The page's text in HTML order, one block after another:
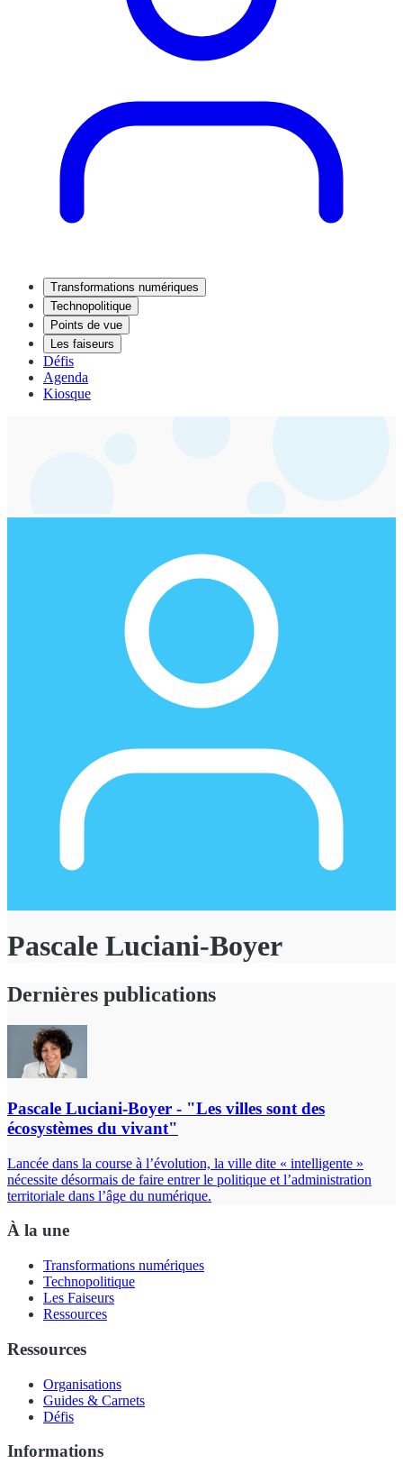
Transformations numériques
Technopolitique
Points de vue
Les faiseurs
Défis
Agenda
Kiosque
Pascale Luciani-Boyer
Dernières publications
Pascale Luciani-Boyer - "Les villes sont des
écosystèmes du vivant"
Lancée dans la course à l’évolution, la ville dite « intelligente »
nécessite désormais de faire entrer le politique et l’administration
territoriale dans l’âge du numérique.
À la une
Transformations numériques
Technopolitique
Les Faiseurs
Ressources
Ressources
Organisations
Guides & Carnets
Défis
Informations